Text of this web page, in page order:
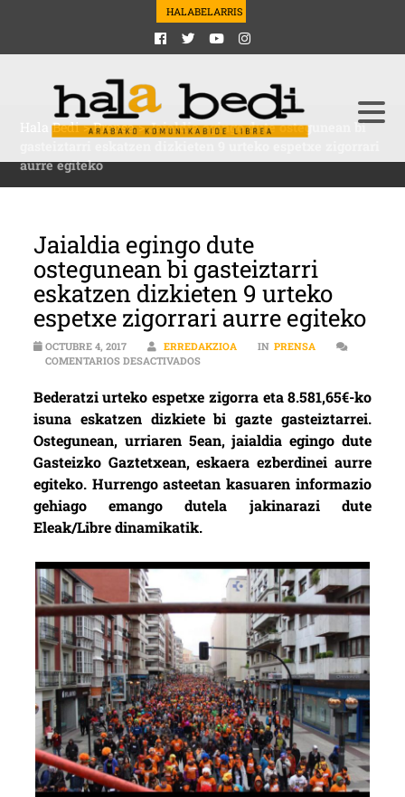
HALABELARRIS
Hala Bedi>Prensa>Jaialdia egingo dute ostegunean bi
aurre egiteko
Jaialdia egingo dute
ostegunean bi gasteiztarri
eskatzen dizkieten 9 urteko
espetxe zigorrari aurre egiteko
OCTUBRE 4, 2017 ERREDAKZIOA IN PRENSA
COMENTARIOS DESACTIVADOSEN JAIALDIA EGINGO DUTE
Bederatzi urteko espetxe zigorra eta 8.581,65€-ko
isuna eskatzen dizkiete bi gazte gasteiztarrei.
Ostegunean, urriaren 5ean, jaialdia egingo dute
Gasteizko Gaztetxean, eskaera ezberdinei aurre
egiteko. Hurrengo asteetan kasuaren informazio
gehiago emango dutela jakinarazi dute
Eleak/Libre dinamikatik.